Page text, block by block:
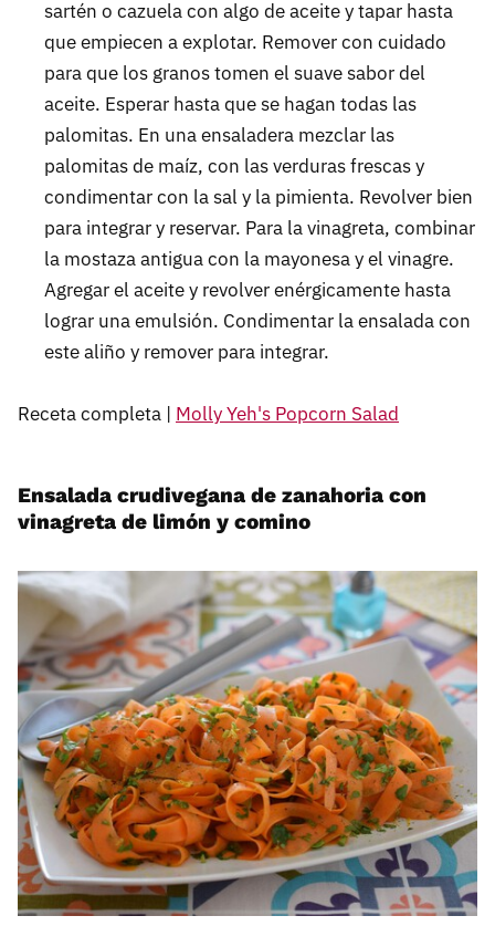
sartén o cazuela con algo de aceite y tapar hasta
que empiecen a explotar. Remover con cuidado
para que los granos tomen el suave sabor del
aceite. Esperar hasta que se hagan todas las
palomitas. En una ensaladera mezclar las
palomitas de maíz, con las verduras frescas y
condimentar con la sal y la pimienta. Revolver bien
para integrar y reservar. Para la vinagreta, combinar
la mostaza antigua con la mayonesa y el vinagre.
Agregar el aceite y revolver enérgicamente hasta
lograr una emulsión. Condimentar la ensalada con
este aliño y remover para integrar.
Receta completa | Molly Yeh's Popcorn Salad
Ensalada crudivegana de zanahoria con
vinagreta de limón y comino